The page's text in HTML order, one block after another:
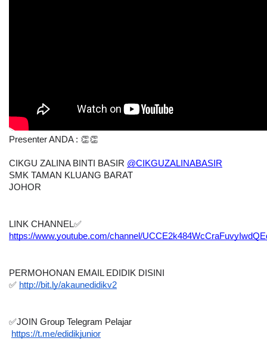
Presenter ANDA : 👏👏
CIKGU ZALINA BINTI BASIR @CIKGUZALINABASIR
SMK TAMAN KLUANG BARAT
JOHOR
LINK CHANNEL✅
https://www.youtube.com/channel/
PERMOHONAN EMAIL EDIDIK DISINI
✅ http://bit.ly/akaunedidikv2
✅JOIN Group Telegram Pelajar
https://t.me/edidikjunior